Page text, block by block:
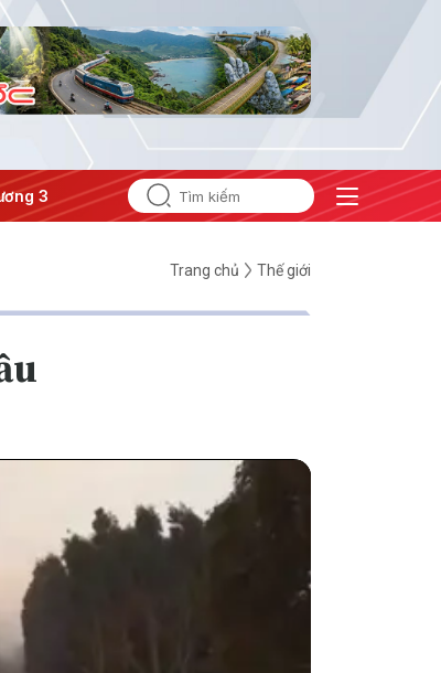
Nghị quyết thành hành động
Trang chủ Thế giới